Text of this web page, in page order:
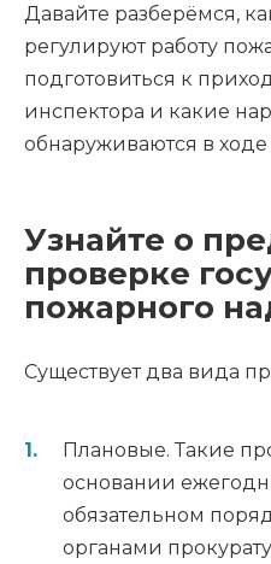
Давайте разберёмся,
регулируют работу
подготовиться к
инспектора и какие
обнаруживаются в
Узнайте о
проверке
пожарного
Существует два вида
Плановые. Такие
основании
обязательном
органами